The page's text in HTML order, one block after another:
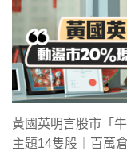
黃國英明言股市「
主題14隻股｜百萬倉